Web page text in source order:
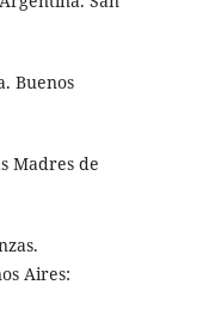
Buenos
Madres de
Aires: